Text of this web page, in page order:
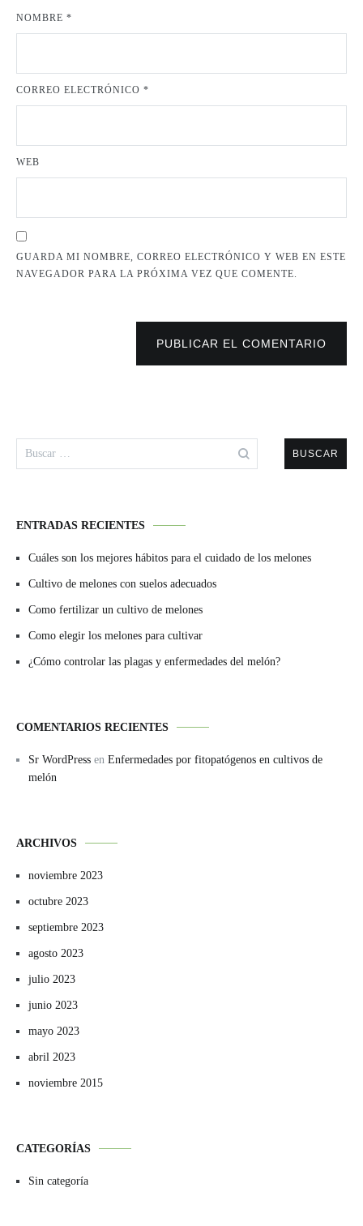
NOMBRE *
CORREO ELECTRÓNICO *
WEB
GUARDA MI NOMBRE, CORREO ELECTRÓNICO Y WEB EN ESTE
NAVEGADOR PARA LA PRÓXIMA VEZ QUE COMENTE.
PUBLICAR EL COMENTARIO
ENTRADAS RECIENTES
Cuáles son los mejores hábitos para el cuidado de los melones
Cultivo de melones con suelos adecuados
Como fertilizar un cultivo de melones
Como elegir los melones para cultivar
¿Cómo controlar las plagas y enfermedades del melón?
COMENTARIOS RECIENTES
Sr WordPress en Enfermedades por fitopatógenos en cultivos de
melón
ARCHIVOS
noviembre 2023
octubre 2023
septiembre 2023
agosto 2023
julio 2023
junio 2023
mayo 2023
abril 2023
noviembre 2015
CATEGORÍAS
Sin categoría